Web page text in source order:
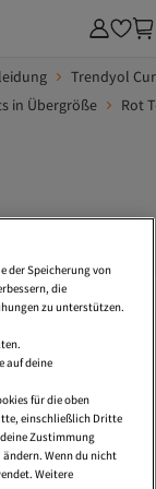
Trendyol
in Übergröße Rot
Alles Sehen
T-Shirts
Tshirt
der Speicherung von
die
zu unterstützen.
auf deine
für die oben
einschließlich Dritte
Zustimmung
Wenn du nicht
Weitere